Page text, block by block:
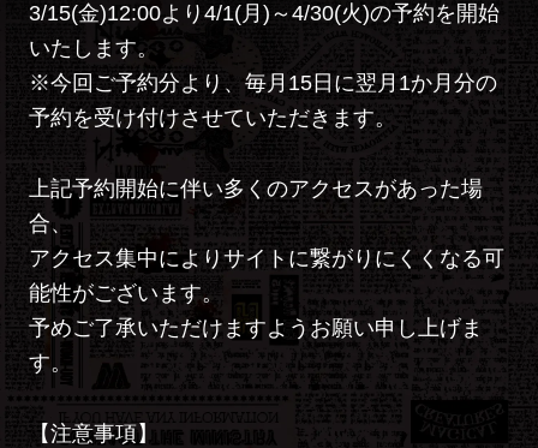
3/15(金)12:00より4/1(月)～4/30(火)の予約を開始
いたします。
※今回ご予約分より、毎月15日に翌月1か月分の
予約を受け付けさせていただきます。
上記予約開始に伴い多くのアクセスがあった場
合、
アクセス集中によりサイトに繋がりにくくなる可
能性がございます。
予めご了承いただけますようお願い申し上げま
す。
【注意事項】